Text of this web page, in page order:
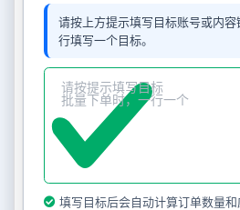
请按上方提示填写目标账号或内
行填写一个目标。
填写目标后会自动计算订单数量